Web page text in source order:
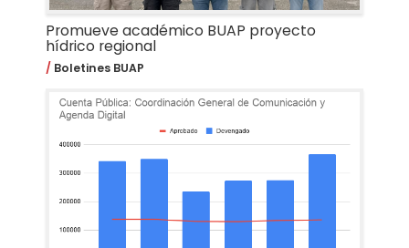
Promueve académico BUAP proyecto
hídrico regional
Boletines BUAP